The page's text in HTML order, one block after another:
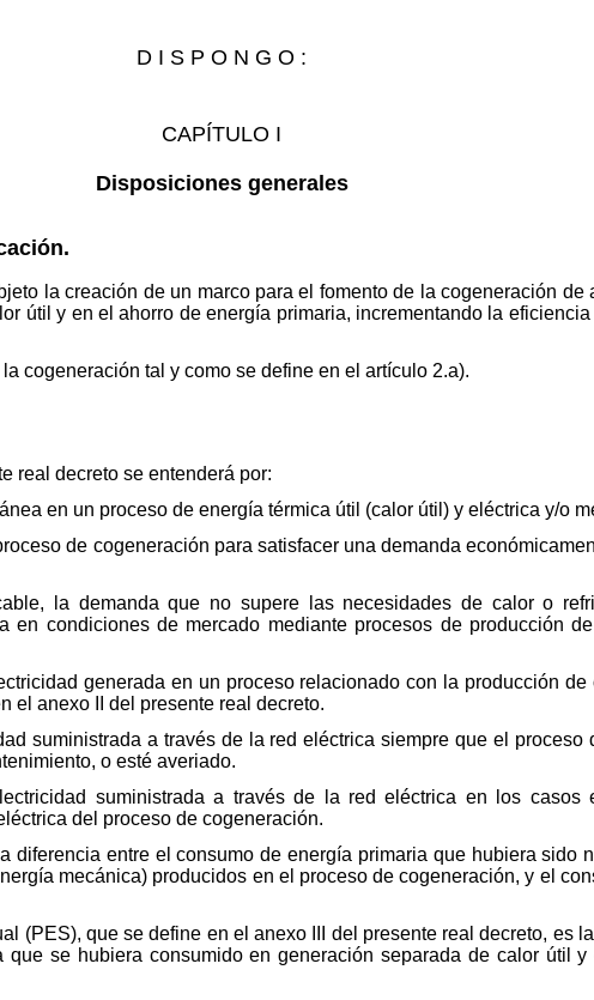
D I S P O N G O :
CAPÍTULO I
Disposiciones generales
la creación de un marco para el fomento de la cogeneración de
útil y en el ahorro de energía primaria, incrementando la
cogeneración tal y como se define en el artículo 2.a).
real decreto se entenderá por:
en un proceso de energía térmica útil (calor útil) y eléctrica y/o
de cogeneración para satisfacer una demanda
la demanda que no supere las necesidades de calor o
en condiciones de mercado mediante procesos de producción
generada en un proceso relacionado con la producción
el anexo II del presente real decreto.
suministrada a través de la red eléctrica siempre que el proceso
o esté averiado.
suministrada a través de la red eléctrica en los casos
del proceso de cogeneración.
diferencia entre el consumo de energía primaria que hubiera sido
mecánica) producidos en el proceso de cogeneración, y el
(PES), que se define en el anexo III del presente real decreto, es
se hubiera consumido en generación separada de calor útil y